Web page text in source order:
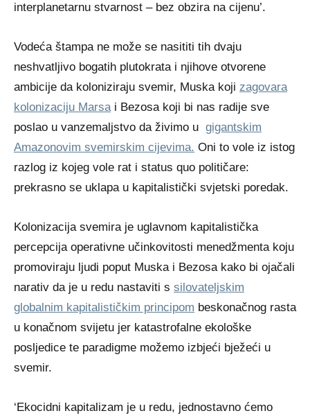
interplanetarnu stvarnost – bez obzira na cijenu’.
Vodeća štampa ne može se nasititi tih dvaju
neshvatljivo bogatih plutokrata i njihove otvorene
ambicije da koloniziraju svemir, Muska koji zagovara
kolonizaciju Marsai Bezosa koji bi nas radije sve
poslao u vanzemaljstvo da živimo u gigantskim
Amazonovim svemirskim cijevima. Oni to vole iz istog
razlog iz kojeg vole rat i status quo političare:
prekrasno se uklapa u kapitalistički svjetski poredak.
Kolonizacija svemira je uglavnom kapitalistička
percepcija operativne učinkovitosti menedžmenta koju
promoviraju ljudi poput Muska i Bezosa kako bi ojačali
narativ da je u redu nastaviti s silovateljskim
globalnim kapitalističkim principom beskonačnog rasta
u konačnom svijetu jer katastrofalne ekološke
posljedice te paradigme možemo izbjeći bježeći u
svemir.
‘Ekocidni kapitalizam je u redu, jednostavno ćemo